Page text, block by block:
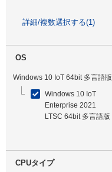
詳細/複数選択する(1)
OS
Windows 10 IoT 64bit 多言語版
Windows 10 IoT
Enterprise 2021
LTSC 64bit 多言語版
CPUタイプ